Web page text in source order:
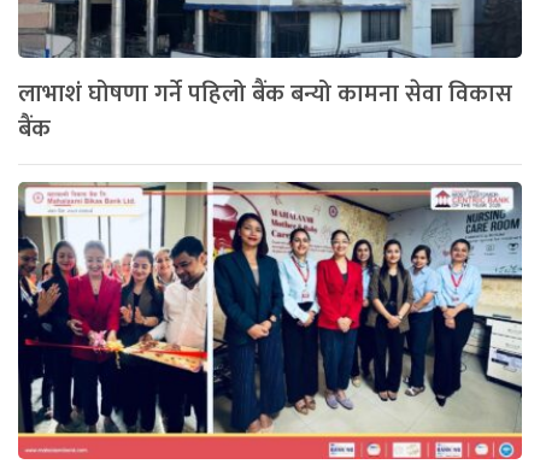
लाभाशं घोषणा गर्ने पहिलो बैंक बन्यो कामना सेवा विकास
बैंक